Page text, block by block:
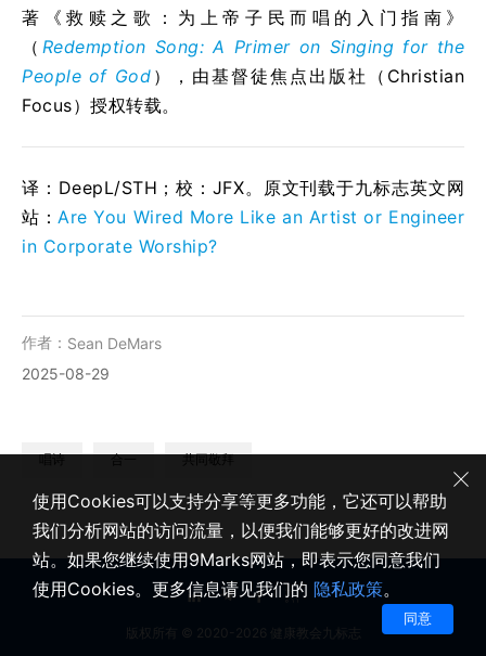
著《救赎之歌：为上帝子民而唱的入门指南》
（ Redemption Song: A Primer on Singing for the
People of God ），由基督徒焦点出版社（Christian
Focus）授权转载。
译：DeepL/STH；校： JFX。原文刊载于九标志英文网
站： Are You Wired More Like an Artist or Engineer
in Corporate Worship?
作者： Sean DeMars
2025-08-29
唱诗 合一 共同敬拜
版权所有 © 2020-2026 健康教会九标志
使用Cookies可以支持分享等更多功能，它还可以帮助
我们分析网站的访问流量，以便我们能够更好的改进网
站。如果您继续使用9Marks网站，即表示您同意我们
使用Cookies。更多信息请见我们的 隐私政策。
同意